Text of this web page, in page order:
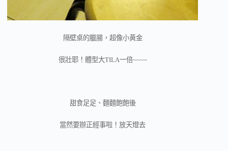
隔壁桌的臘腸，超像小黃金
很壯耶！體型大TILA一倍~~~~
甜食足足、麵麵飽飽後
當然要辦正經事啦！放天燈去